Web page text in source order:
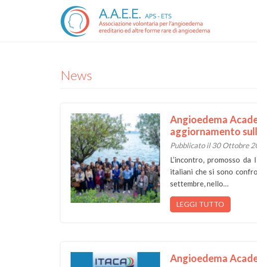
News
Angioedema
aggiornamento
Pubblicato il 30 Ottobre
L’incontro, promosso
italiani che si sono
settembre, nello…
LEGGI TUTTO
Angioedema